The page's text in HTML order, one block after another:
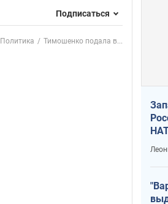
Подписаться
Тимошенко подала в...